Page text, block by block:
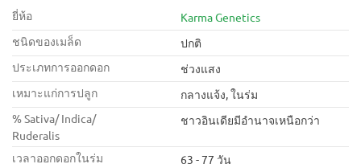
ยี่ห้อ
Karma Genetics
ชนิดของเมล็ด
ปกติ
ประเภทการออกดอก
ช่วงแสง
เหมาะแก่การปลูก
กลางแจ้ง, ในร่ม
% Sativa/ Indica/
Ruderalis
ชาวอินเดียมีอำนาจเหนือกว่า
เวลาออกดอกในร่ม
63 - 77 วัน